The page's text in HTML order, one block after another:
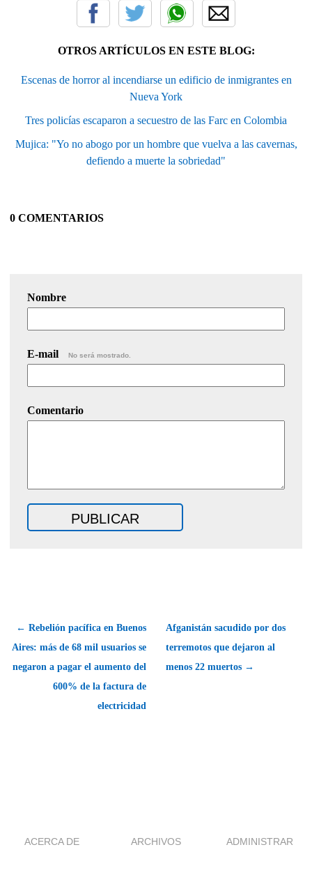
OTROS ARTÍCULOS EN ESTE BLOG:
Escenas de horror al incendiarse un edificio de inmigrantes en
Nueva York
Tres policías escaparon a secuestro de las Farc en Colombia
Mujica: "Yo no abogo por un hombre que vuelva a las cavernas,
defiendo a muerte la sobriedad"
0 COMENTARIOS
Nombre
E-mail No será mostrado.
Comentario
← Rebelión pacífica en Buenos
Aires: más de 68 mil usuarios se
negaron a pagar el aumento del
600% de la factura de
electricidad
Afganistán sacudido por dos
terremotos que dejaron al
menos 22 muertos →
ACERCA DE ARCHIVOS ADMINISTRAR